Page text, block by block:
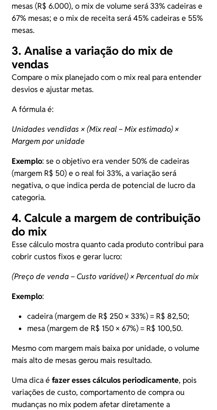
mesas (R$ 6.000), o mix de volume será 33% cadeiras e
67% mesas; e o mix de receita será 45% cadeiras e 55%
mesas.
3. Analise a variação do mix de
vendas
Compare o mix planejado com o mix real para entender
desvios e ajustar metas.
A fórmula é:
Unidades vendidas × (Mix real − Mix estimado) ×
Margem por unidade
Exemplo: se o objetivo era vender 50% de cadeiras
(margem R$ 50) e o real foi 33%, a variação será
negativa, o que indica perda de potencial de lucro da
categoria.
4. Calcule a margem de contribuição
do mix
Esse cálculo mostra quanto cada produto contribui para
cobrir custos fixos e gerar lucro:
(Preço de venda − Custo variável) × Percentual do mix
Exemplo:
cadeira (margem de R$ 250 × 33%) = R$ 82,50;
mesa (margem de R$ 150 × 67%) = R$ 100,50.
Mesmo com margem mais baixa por unidade, o volume
mais alto de mesas gerou mais resultado.
Uma dica é fazer esses cálculos periodicamente, pois
variações de custo, comportamento de compra ou
mudanças no mix podem afetar diretamente a